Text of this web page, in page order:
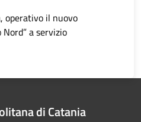
operativo il nuovo
a servizio
di Catania